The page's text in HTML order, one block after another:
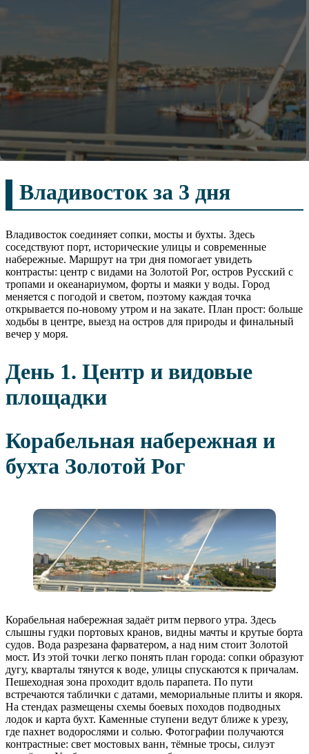
Владивосток за 3 дня
Владивосток соединяет сопки, мосты и бухты. Здесь
соседствуют порт, исторические улицы и современные
набережные. Маршрут на три дня помогает увидеть
контрасты: центр с видами на Золотой Рог, остров Русский с
тропами и океанариумом, форты и маяки у воды. Город
меняется с погодой и светом, поэтому каждая точка
открывается по-новому утром и на закате. План прост: больше
ходьбы в центре, выезд на остров для природы и финальный
вечер у моря.
День 1. Центр и видовые
площадки
Корабельная набережная и
бухта Золотой Рог
Корабельная набережная задаёт ритм первого утра. Здесь
слышны гудки портовых кранов, видны мачты и крутые борта
судов. Вода разрезана фарватером, а над ним стоит Золотой
мост. Из этой точки легко понять план города: сопки образуют
дугу, кварталы тянутся к воде, улицы спускаются к причалам.
Пешеходная зона проходит вдоль парапета. По пути
встречаются таблички с датами, мемориальные плиты и якоря.
На стендах размещены схемы боевых походов подводных
лодок и карта бухт. Каменные ступени ведут ближе к урезу,
где пахнет водорослями и солью. Фотографии получаются
контрастные: свет мостовых ванн, тёмные тросы, силуэт